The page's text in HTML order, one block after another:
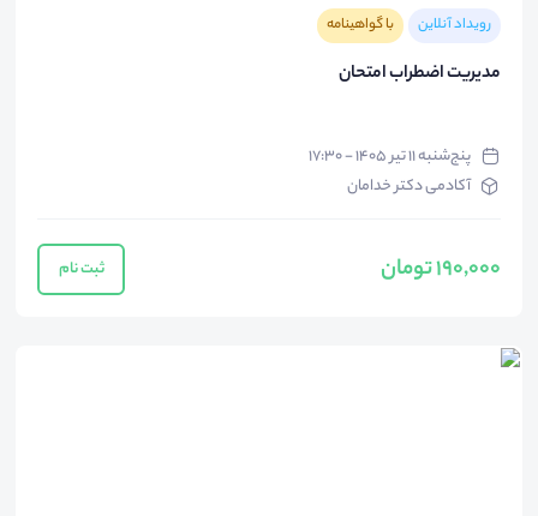
رویداد آنلاین با گواهینامه
مدیریت اضطراب امتحان
پنج‌شنبه ۱۱ تیر ۱۴۰۵ - ۱۷:۳۰
آکادمی دکتر خدامان
190,000 تومان ثبت نام